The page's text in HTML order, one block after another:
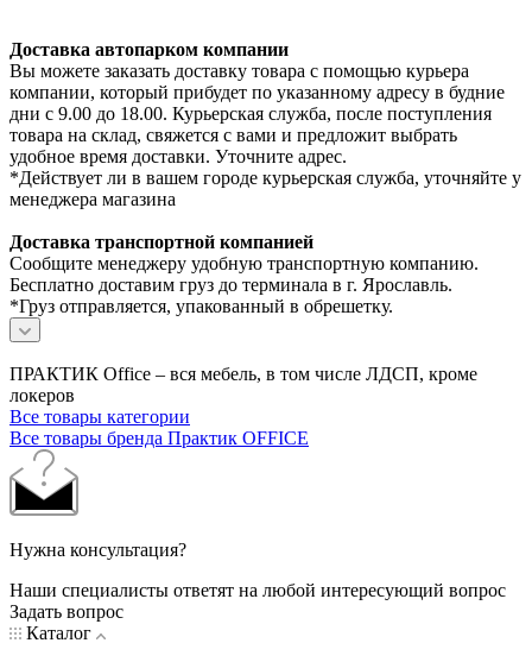
Доставка автопарком компании
Вы можете заказать доставку товара с помощью курьера
компании, который прибудет по указанному адресу в будние
дни с 9.00 до 18.00. Курьерская служба, после поступления
товара на склад, свяжется с вами и предложит выбрать
удобное время доставки. Уточните адрес.
*Действует ли в вашем городе курьерская служба, уточняйте у
менеджера магазина
Доставка транспортной компанией
Сообщите менеджеру удобную транспортную компанию.
Бесплатно доставим груз до терминала в г. Ярославль.
*Груз отправляется, упакованный в обрешетку.
ПРАКТИК Office – вся мебель, в том числе ЛДСП, кроме
локеров
Все товары категории
Все товары бренда Практик OFFICE
Нужна консультация?
Наши специалисты ответят на любой интересующий вопрос
Задать вопрос
Каталог